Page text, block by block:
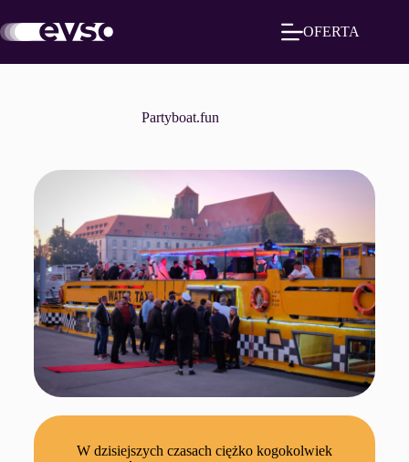
OFERTA
Partyboat.fun
W dzisiejszych czasach ciężko kogokolwiek